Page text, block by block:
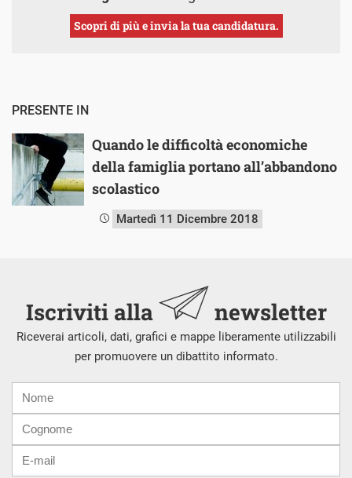
Scopri di più e invia la tua candidatura.
PRESENTE IN
Quando le difficoltà economiche
della famiglia portano all’abbandono
scolastico
Martedì 11 Dicembre 2018
Iscriviti alla newsletter
Riceverai articoli, dati, grafici e mappe liberamente utilizzabili
per promuovere un dibattito informato.
mail